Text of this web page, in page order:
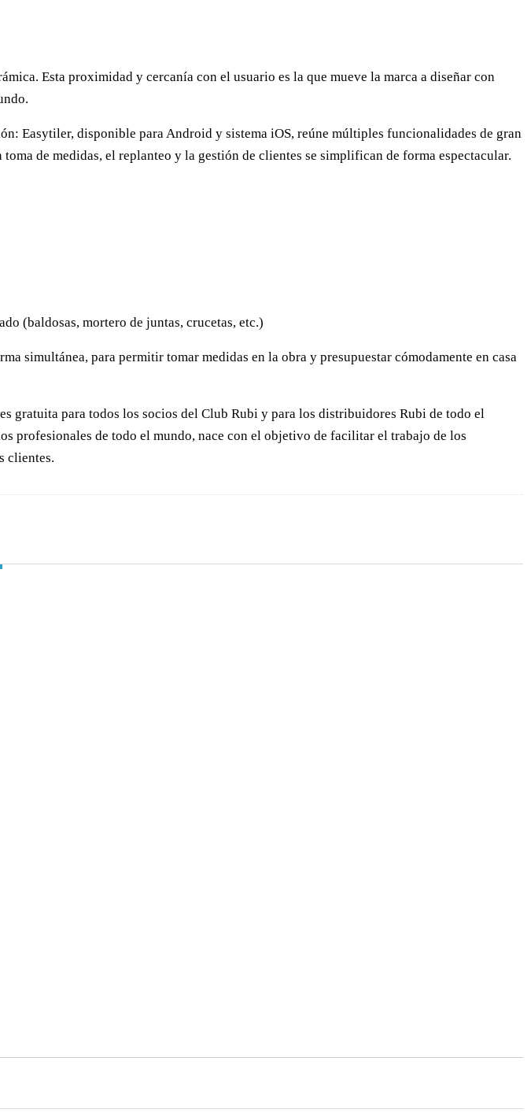
Esta proximidad y cercanía con el usuario es la que mueve la marca a diseñar con
Easytiler, disponible para Android y sistema iOS, reúne múltiples funcionalidades de gran
de medidas, el replanteo y la gestión de clientes se simplifican de forma espectacular.
(baldosas, mortero de juntas, crucetas, etc.)
simultánea, para permitir tomar medidas en la obra y presupuestar cómodamente en casa
gratuita para todos los socios del Club Rubi y para los distribuidores Rubi de todo el
profesionales de todo el mundo, nace con el objetivo de facilitar el trabajo de los
clientes.